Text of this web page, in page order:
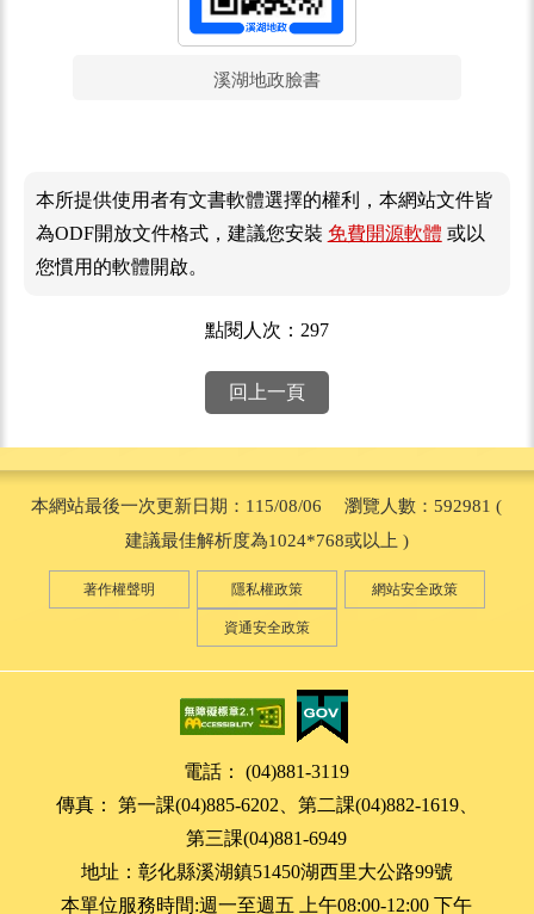
溪湖地政臉書
本所提供使用者有文書軟體選擇的權利，本網站文件皆
為ODF開放文件格式，建議您安裝 免費開源軟體 或以
您慣用的軟體開啟。
點閱人次：297
回上一頁
本網站最後一次更新日期：115/08/06 瀏覽人數：592981 (
建議最佳解析度為1024*768或以上 )
著作權聲明 隱私權政策 網站安全政策
資通安全政策
電話： (04)881-3119
傳真： 第一課(04)885-6202、第二課(04)882-1619、
第三課(04)881-6949
地址：彰化縣溪湖鎮51450湖西里大公路99號
本單位服務時間:週一至週五 上午08:00-12:00 下午